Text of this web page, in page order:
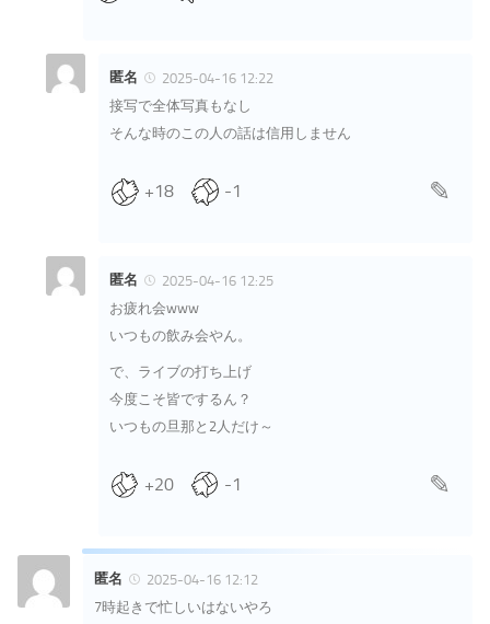
匿名
2025-04-16 12:22
接写で全体写真もなし
そんな時のこの人の話は信用しません
+18 -1
匿名
2025-04-16 12:25
お疲れ会www
いつもの飲み会やん。
で、ライブの打ち上げ
今度こそ皆でするん？
いつもの旦那と2人だけ～
+20 -1
匿名
2025-04-16 12:12
7時起きで忙しいはないやろ